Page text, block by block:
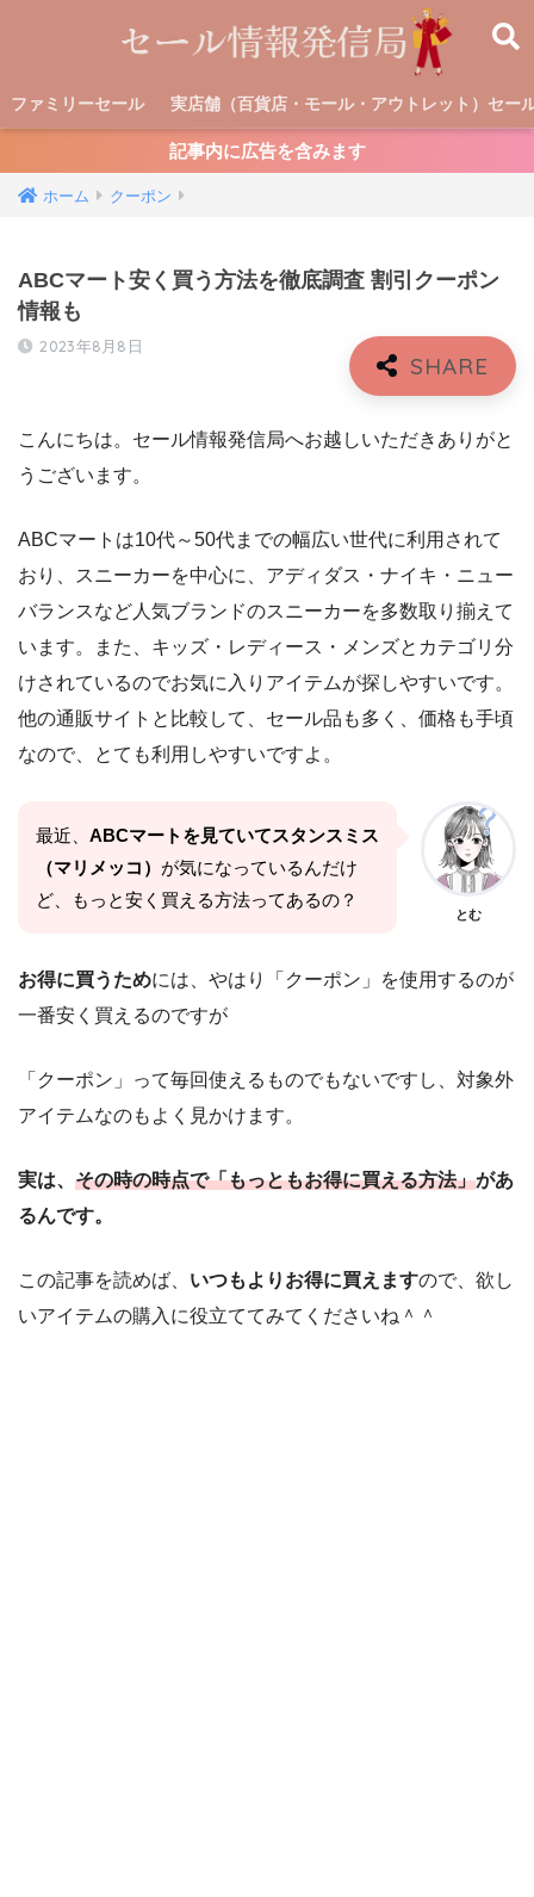
ファミリーセール 実店舗（百貨店・モール・アウトレット）セー
記事内に広告を含みます
ホーム クーポン
ABCマート安く買う方法を徹底調査 割引クーポン
情報も
2023年8月8日
こんにちは。セール情報発信局へお越しいただきありがと
うございます。
ABCマートは10代～50代までの幅広い世代に利用されて
おり、スニーカーを中心に、アディダス・ナイキ・ニュー
バランスなど人気ブランドのスニーカーを多数取り揃えて
います。また、キッズ・レディース・メンズとカテゴリ分
けされているのでお気に入りアイテムが探しやすいです。
他の通販サイトと比較して、セール品も多く、価格も手頃
なので、とても利用しやすいですよ。
最近、 ABCマートを見ていてスタンスミス
（マリメッコ） が気になっているんだけ
ど、もっと安く買える方法ってあるの？
とむ
お得に買うためには、やはり「クーポン」を使用するのが
一番安く買えるのですが
「クーポン」って毎回使えるものでもないですし、対象外
アイテムなのもよく見かけます。
実は、 その時の時点で「もっともお得に買える方法」があ
るんです。
この記事を読めば、 いつもよりお得に買えますので、欲し
いアイテムの購入に役立ててみてくださいね＾＾